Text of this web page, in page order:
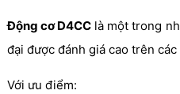
Động cơ D4CC là một trong
đại được đánh giá cao trên
Với ưu điểm: